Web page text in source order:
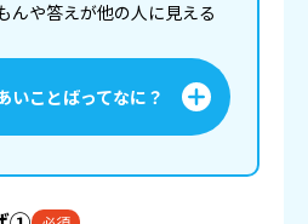
んや答えが他の人に見える
いことばってなに？